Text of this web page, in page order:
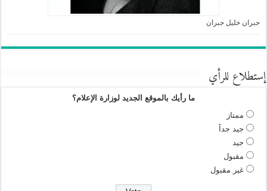
جبران خليل جبران
إستطلاع للرأي
ما رأيك بالموقع الجديد لوزارة الإعلام؟
ممتاز
جيد جداً
جيد
مقبول
غير مقبول